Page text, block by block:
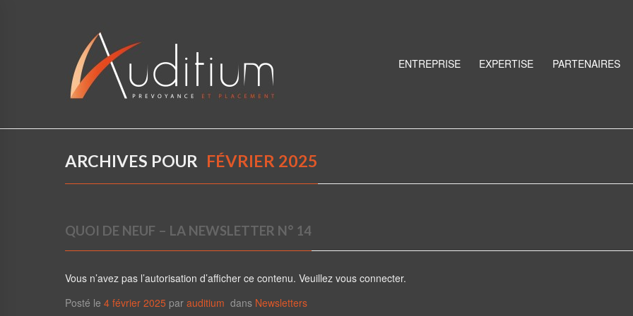
ENTREPRISE EXPERTISE PARTENAIRES
ARCHIVES POUR FÉVRIER 2025
QUOI DE NEUF – LA NEWSLETTER N° 14
Vous n’avez pas l’autorisation d’afficher ce contenu. Veuillez vous connecter.
Posté le 4 février 2025 par auditium dans Newsletters